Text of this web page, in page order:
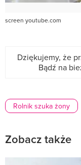
screen youtube.com
Dziękujemy, że
Bądź na
Rolnik szuka żony
Zobacz także